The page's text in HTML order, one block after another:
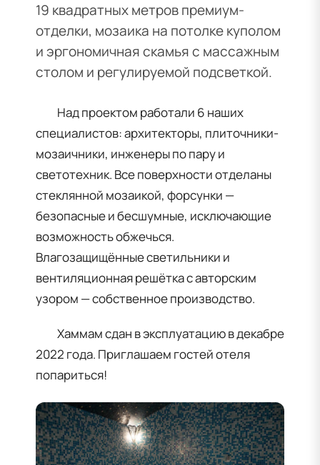
19 квадратных метров премиум-
отделки, мозаика на потолке куполом
и эргономичная скамья с массажным
столом и регулируемой подсветкой.
Над проектом работали 6 наших
специалистов: архитекторы, плиточники-
мозаичники, инженеры по пару и
светотехник. Все поверхности отделаны
стеклянной мозаикой, форсунки —
безопасные и бесшумные, исключающие
возможность обжечься.
Влагозащищённые светильники и
вентиляционная решётка с авторским
узором — собственное производство.
Хаммам сдан в эксплуатацию в декабре
2022 года. Приглашаем гостей отеля
попариться!